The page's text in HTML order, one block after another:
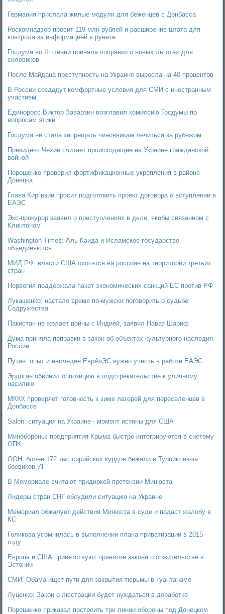
Германия прислала жилые модули для беженцев с Донбасса
Роскомнадзор просит 119 млн рублей и расширение штата для
контроля за информацией в рунете
Госдума во II чтении приняла поправки о новых льготах для
силовиков
После Майдана преступность на Украине выросла на 40 процентов
В России создадут комфортные условия для СМИ с иностранным
участием
Единоросс Виктор Заварзин возглавил комиссию Госдумы по
вопросам этики
Госдума не стала запрещать чиновникам лечиться за рубежом
Президент Чехии считает происходящее на Украине гражданской
войной
Порошенко проверил фортификационные укрепления в районе
Донецка
Глава Киргизии просит подготовить проект договора о вступлении в
ЕАЭС
Экс-прокурор заявил о преступлениях в деле, якобы связанном с
Клинтоном
Washington Times: Аль-Каида и Исламское государство
объединяются
МИД РФ: власти США охотятся на россиян на территории третьих
стран
Норвегия поддержала пакет экономических санкций ЕС против РФ
Лукашенко: настало время по-мужски поговорить о судьбе
Содружества
Пакистан не желает войны с Индией, заявил Наваз Шариф
Дума приняла поправки в закон об объектах культурного наследия
России
Путин: опыт и наследие ЕврАзЭС нужно учесть в работе ЕАЭС
Эрдоган обвинил оппозицию в подстрекательстве к уличному
насилию
МККК проверяет готовность к зиме лагерей для переселенцев в
Донбассе
Salon: ситуация на Украине - момент истины для США
Минобороны: предприятия Крыма быстро интегрируются в систему
ОПК
ООН: более 172 тыс сирийских курдов бежали в Турцию из-за
боевиков ИГ
В Мемориале считают придиркой претензии Минюста
Лидеры стран СНГ обсудили ситуацию на Украине
Мемориал обжалует действия Минюста в суде и подаст жалобу в
КС
Голикова усомнилась в выполнении плана приватизации в 2015
году
Европа и США приветствуют принятие закона о сожительстве в
Эстонии
СМИ: Обама ищет пути для закрытия тюрьмы в Гуантанамо
Луценко: Закон о люстрации будет нуждаться в доработке
Порошенко приказал построить три линии обороны под Донецком